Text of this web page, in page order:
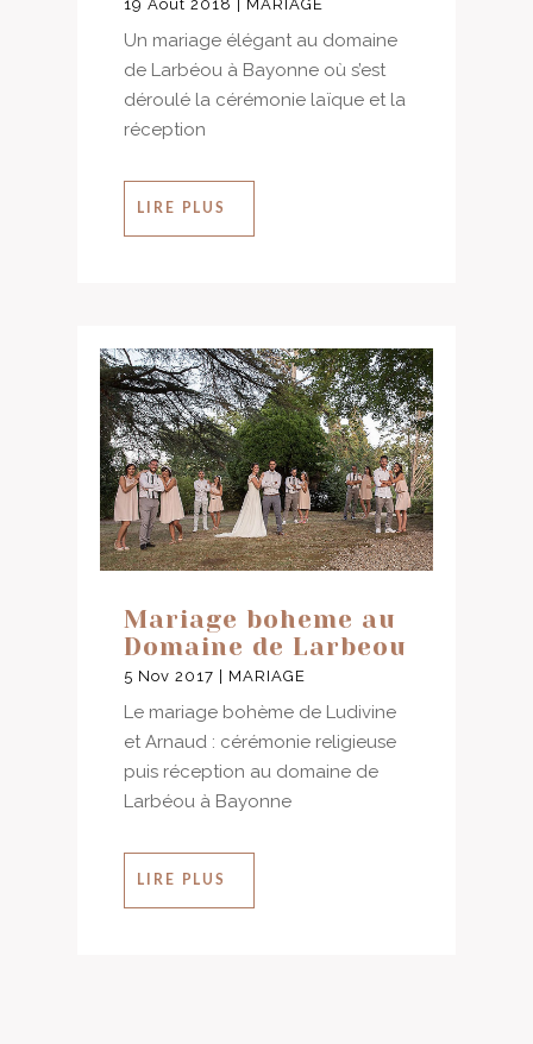
19 Août 2018 MARIAGE
Un mariage élégant au domaine
de Larbéou à Bayonne où s’est
déroulé la cérémonie laïque et la
réception
LIRE PLUS
Mariage boheme au
Domaine de Larbeou
5 Nov 2017 MARIAGE
Le mariage bohème de Ludivine
et Arnaud : cérémonie religieuse
puis réception au domaine de
Larbéou à Bayonne
LIRE PLUS